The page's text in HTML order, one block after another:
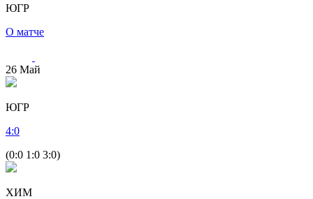
ЮГР
О матче
26 Май
ЮГР
4:0
(0:0 1:0 3:0)
ХИМ